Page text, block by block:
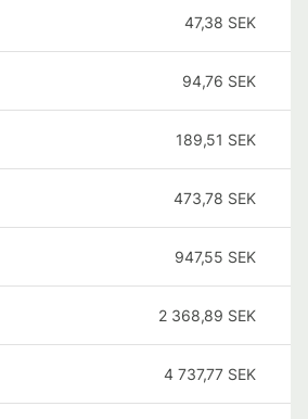
47,38 SEK
94,76 SEK
189,51 SEK
473,78 SEK
947,55 SEK
2 368,89 SEK
4 737,77 SEK